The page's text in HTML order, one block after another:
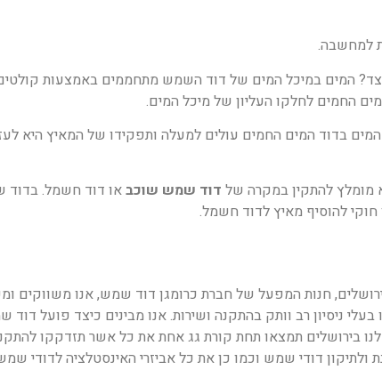
למחשבה.
המים במיכל המים של דוד השמש מתחממים באמצעות
החמים לחלקו העליון של מיכל המים.
בדוד המים החמים עולים למעלה ותפקידו של המאיץ היא
מומלץ להתקין במקרה של דוד שמש שוכבאו דוד חשמל.
חוקי להוסיף מאיץ לדוד חשמל.
חנות המפעל של חברת כרומגן דוד שמש, אנו משווקים
ניסיון רב וותק בהתקנה ושירות. אנו מבינים כיצד פועל דוד
בירושלים תמצאו תחת קורת גג אחת את כל אשר תזדקקו
דודי שמש וכמו כן את כל אביזרי האינסטלציה לדודי